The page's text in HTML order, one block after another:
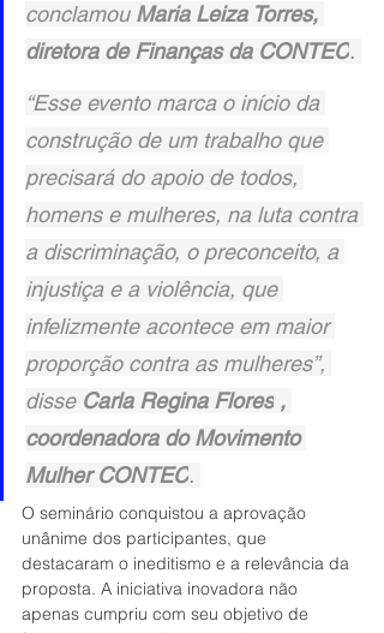
conclamou Maria Leiza Torres,
diretora de Finanças da CONTEC.
“Esse evento marca o início da
construção de um trabalho que
precisará do apoio de todos,
homens e mulheres, na luta contra
a discriminação, o preconceito, a
injustiça e a violência, que
infelizmente acontece em maior
proporção contra as mulheres”,
disse Carla Regina Flores ,
coordenadora do Movimento
Mulher CONTEC.
O seminário conquistou a aprovação
unânime dos participantes, que
destacaram o ineditismo e a relevância da
proposta. A iniciativa inovadora não
apenas cumpriu com seu objetivo de